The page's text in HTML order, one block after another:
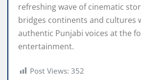
refreshing wave of cinematic
bridges continents and cultures
authentic Punjabi voices at the
entertainment.
Post Views: 352